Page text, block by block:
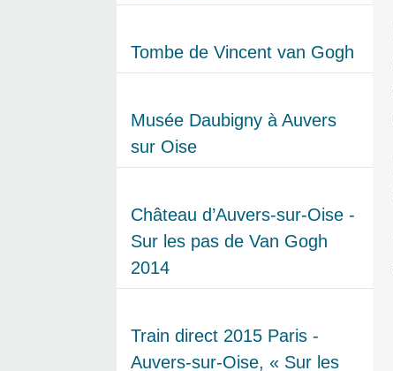
Tombe de Vincent van Gogh
Musée Daubigny à Auvers
sur Oise
Château d’Auvers-sur-Oise -
Sur les pas de Van Gogh
2014
Train direct 2015 Paris -
Auvers-sur-Oise, « Sur les